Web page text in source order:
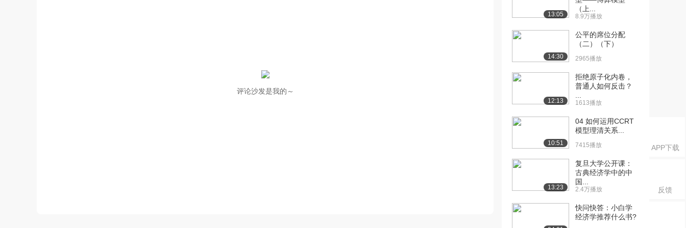
APP下载
反馈
评论沙发是我的～
13:05
（上...
8.9万播放
14:30
公平的席位分配
（二）（下）
2965播放
12:13
拒绝原子化内卷，
普通人如何反击？
1613播放
10:51
04 如何运用CCRT
模型理清关系...
7415播放
13:23
复旦大学公开课：
古典经济学中的中
国...
2.4万播放
快问快答：小白学
经济学推荐什么书?